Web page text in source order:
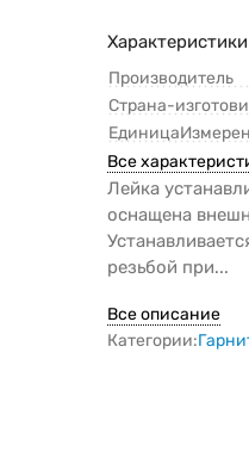
Характеристики
Производитель
Страна-
Все
Лейка
оснащена
резьбой при...
Все описание
Категории: